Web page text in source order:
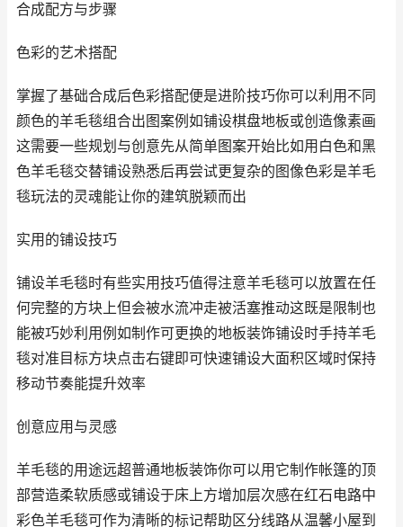
合成配方与步骤
色彩的艺术搭配
掌握了基础合成后色彩搭配便是进阶技巧你可以利用不同
颜色的羊毛毯组合出图案例如铺设棋盘地板或创造像素画
这需要一些规划与创意先从简单图案开始比如用白色和黑
色羊毛毯交替铺设熟悉后再尝试更复杂的图像色彩是羊毛
毯玩法的灵魂能让你的建筑脱颖而出
实用的铺设技巧
铺设羊毛毯时有些实用技巧值得注意羊毛毯可以放置在任
何完整的方块上但会被水流冲走被活塞推动这既是限制也
能被巧妙利用例如制作可更换的地板装饰铺设时手持羊毛
毯对准目标方块点击右键即可快速铺设大面积区域时保持
移动节奏能提升效率
创意应用与灵感
羊毛毯的用途远超普通地板装饰你可以用它制作帐篷的顶
部营造柔软质感或铺设于床上方增加层次感在红石电路中
彩色羊毛毯可作为清晰的标记帮助区分线路从温馨小屋到